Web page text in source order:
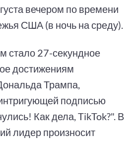
вечером по времени
США (в ночь на среду).
стало 27-секундное
достижениям
Трампа,
подписью
Как дела, TikTok?". В
лидер произносит